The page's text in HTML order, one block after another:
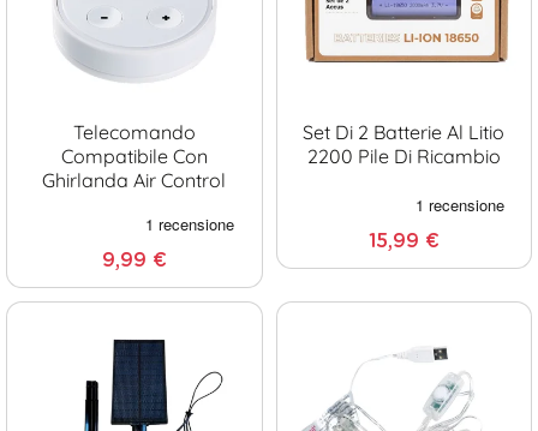
Telecomando
Compatibile Con
Ghirlanda Air Control
9,99 €
Set Di 2 Batterie Al Litio
2200 Pile Di Ricambio
15,99 €